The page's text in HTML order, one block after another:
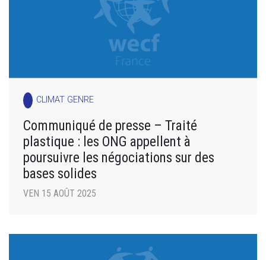
CLIMAT GENRE
Communiqué de presse – Traité
plastique : les ONG appellent à
poursuivre les négociations sur des
bases solides
VEN 15 AOÛT 2025